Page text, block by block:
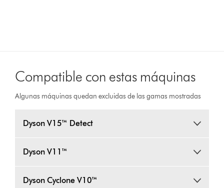
Compatible con estas máquinas
Algunas máquinas quedan excluidas de las gamas mostradas
Dyson V15™ Detect
Dyson V11™
Dyson Cyclone V10™